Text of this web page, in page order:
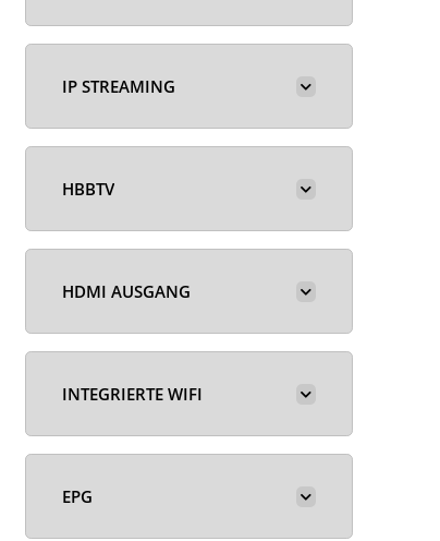
IP STREAMING
HBBTV
HDMI AUSGANG
INTEGRIERTE WIFI
EPG